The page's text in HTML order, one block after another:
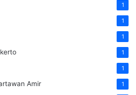
1
1
1
1
1
Amir 1